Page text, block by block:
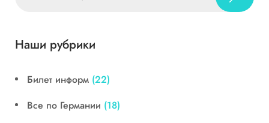
Наши рубрики
Билет информ (22)
Все по Германии (18)